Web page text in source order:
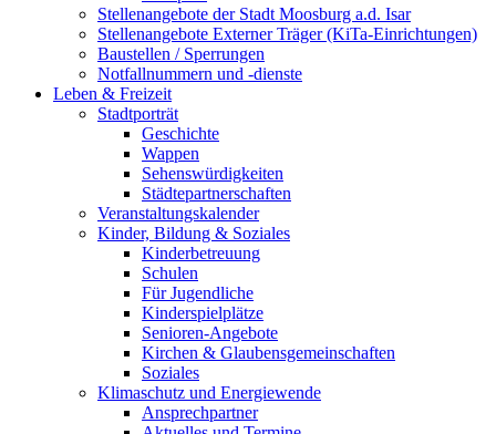
Stellenangebote der Stadt Moosburg a.d. Isar
Stellenangebote Externer Träger (KiTa-Einrichtungen)
Baustellen / Sperrungen
Notfallnummern und -dienste
Leben & Freizeit
Stadtporträt
Geschichte
Wappen
Sehenswürdigkeiten
Städtepartnerschaften
Veranstaltungskalender
Kinder, Bildung & Soziales
Kinderbetreuung
Schulen
Für Jugendliche
Kinderspielplätze
Senioren-Angebote
Kirchen & Glaubensgemeinschaften
Soziales
Klimaschutz und Energiewende
Ansprechpartner